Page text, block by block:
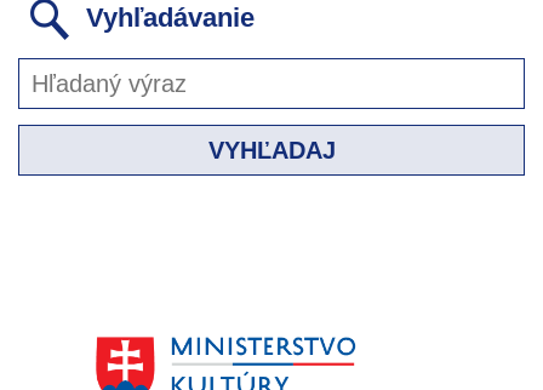
Vyhľadávanie
VYHĽADAJ